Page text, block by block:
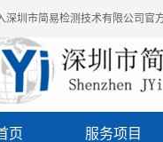
深圳市简易检测技术有限公司官方
页 服务项目